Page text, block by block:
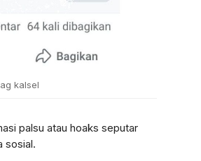
kalsel
palsu atau hoaks seputar
sosial.